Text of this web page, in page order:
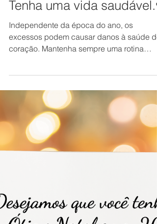
Tenha uma vida saudável.♥️
coração. Mantenha sempre uma rotina
saudável e não deixe para...